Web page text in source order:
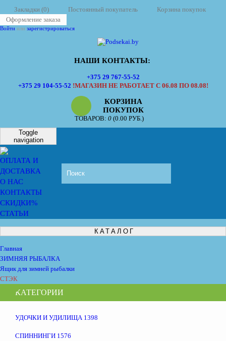
Закладки (0) Постоянный покупатель
Корзина покупок
Оформление заказа
Войти или зарегистрироваться
НАШИ КОНТАКТЫ:
+375 29 767-55-52
+375 29 104-55-52 !МАГАЗИН НЕ РАБОТАЕТ С 06.08 ПО 08.08!
КОРЗИНА
ПОКУПОК
ТОВАРОВ: 0 (0.00 РУБ.)
Toggle
navigation
ОПЛАТА И
ДОСТАВКА
О НАС
КОНТАКТЫ
СКИДКИ%
СТАТЬИ
КАТАЛОГ
Главная
ЗИМНЯЯ РЫБАЛКА
Ящик для зимней рыбалки
СТЭК
КАТЕГОРИИ
УДОЧКИ И УДИЛИЩА 1398
СПИННИНГИ 1576